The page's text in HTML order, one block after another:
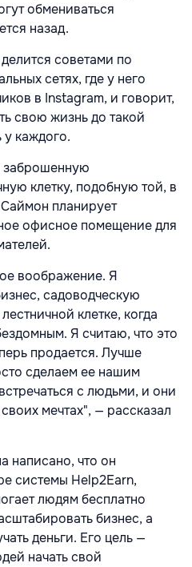
обмениваться
назад.
советами по
сетях, где у него
в Instagram, и говорит,
свою жизнь до такой
у каждого.
заброшенную
клетку, подобную той, в
планирует
офисное помещение для
воображение. Я
садоводческую
клетке, когда
Я считаю, что это
продается. Лучше
сделаем ее нашим
с людьми, и они
мечтах", — рассказал
написано, что он
системы Help2Earn,
людям бесплатно
бизнес, а
деньги. Его цель —
начать свой